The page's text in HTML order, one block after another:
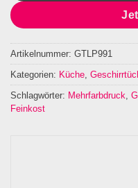
Artikelnummer: GTLP991
Kategorien: Küche
Schlagwörter: Mehrfarbdruck
Feinkost